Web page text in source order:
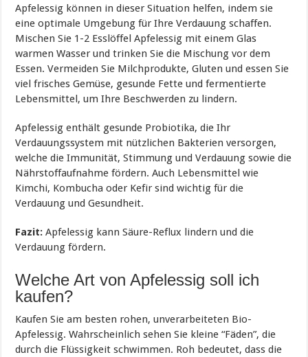
Apfelessig können in dieser Situation helfen, indem sie
eine optimale Umgebung für Ihre Verdauung schaffen.
Mischen Sie 1-2 Esslöffel Apfelessig mit einem Glas
warmen Wasser und trinken Sie die Mischung vor dem
Essen. Vermeiden Sie Milchprodukte, Gluten und essen Sie
viel frisches Gemüse, gesunde Fette und fermentierte
Lebensmittel, um Ihre Beschwerden zu lindern.
Apfelessig enthält gesunde Probiotika, die Ihr
Verdauungssystem mit nützlichen Bakterien versorgen,
welche die Immunität, Stimmung und Verdauung sowie die
Nährstoffaufnahme fördern. Auch Lebensmittel wie
Kimchi, Kombucha oder Kefir sind wichtig für die
Verdauung und Gesundheit.
Fazit: Apfelessig kann Säure-Reflux lindern und die
Verdauung fördern.
Welche Art von Apfelessig soll ich
kaufen?
Kaufen Sie am besten rohen, unverarbeiteten Bio-
Apfelessig. Wahrscheinlich sehen Sie kleine “Fäden”, die
durch die Flüssigkeit schwimmen. Roh bedeutet, dass die